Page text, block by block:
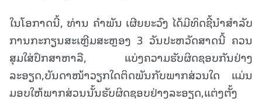
ໃນໂອກາດນີ້, ທ່ານ ຄຳພັນ ເຜີຍຍະວົງ ໄດ້ມີທິດຊີ້ນຳສໍາລັບ
ການກະກຽນສະເຫຼີມສະຫຼອງ 3 ວັນປະຫວັດສາດນີ້ ຄວນ
ສຸມໃສ່ປຶກສາຫາລື, ແບ່ງຄວາມຮັບຜິດຊອບກັນຢ່າງ
ລະອຽດ,ບັນດາໜ້າວຽກໃດຕິດພັນກັບພາກສ່ວນໃດ ແມ່ນ
ມອບໃຫ້ພາກສ່ວນນັ້ນຮັບຜິດຊອບຢ່າງລະອຽດ,ແຕ່ງຕັ້ງ